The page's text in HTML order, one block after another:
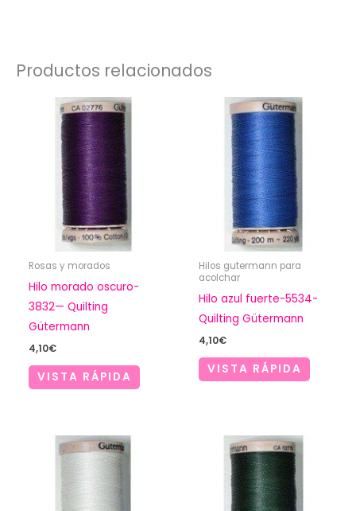
Productos relacionados
Rosas y morados
Hilo morado oscuro-
3832— Quilting
Gütermann
4,10€
VISTA RÁPIDA
Hilos gutermann para
acolchar
Hilo azul fuerte-5534-
Quilting Gütermann
4,10€
VISTA RÁPIDA